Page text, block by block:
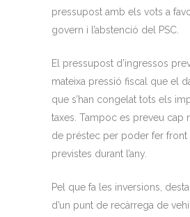
pressupost amb els vots a
govern i l’abstenció del PSC.
El pressupost d’ingressos
mateixa pressió fiscal que el
que s’han congelat tots els
taxes. Tampoc es preveu cap
de préstec per poder fer front
previstes durant l’any.
Pel que fa les inversions,
d’un punt de recàrrega de